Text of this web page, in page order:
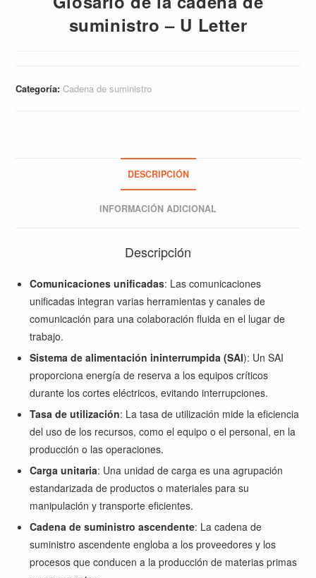
suministro – U Letter
Categoría:Cadena de suministro
DESCRIPCIÓN
INFORMACIÓN ADICIONAL
Descripción
Comunicaciones unificadas: Las comunicaciones
unificadas integran varias herramientas y canales de
comunicación para una colaboración fluida en el lugar de
trabajo.
Sistema de alimentación ininterrumpida (SAI): Un SAI
proporciona energía de reserva a los equipos críticos
durante los cortes eléctricos, evitando interrupciones.
Tasa de utilización: La tasa de utilización mide la eficiencia
del uso de los recursos, como el equipo o el personal, en la
producción o las operaciones.
Carga unitaria: Una unidad de carga es una agrupación
estandarizada de productos o materiales para su
manipulación y transporte eficientes.
Cadena de suministro ascendente: La cadena de
suministro ascendente engloba a los proveedores y los
procesos que conducen a la producción de materias primas